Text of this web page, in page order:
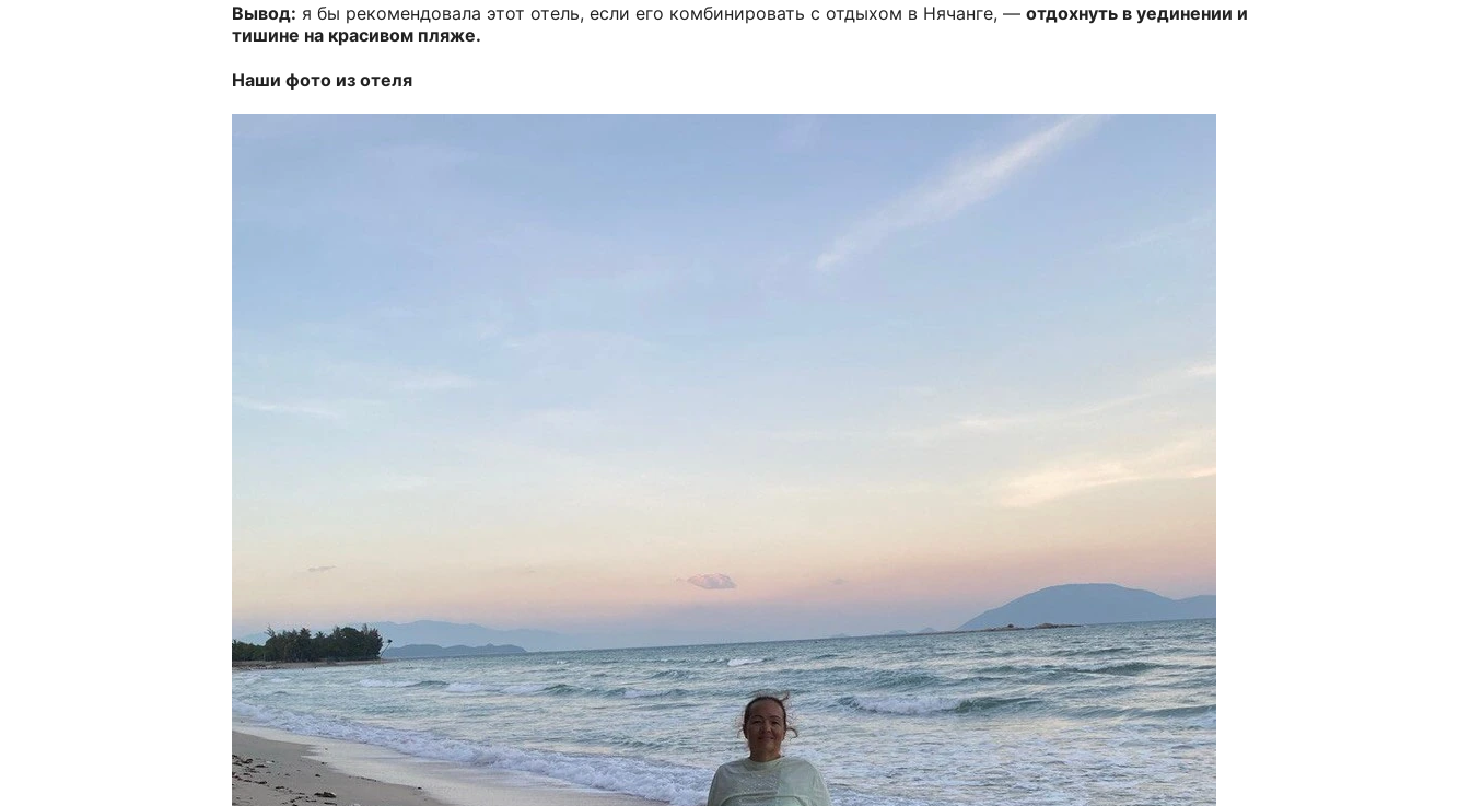
Вывод: я бы рекомендовала этот отель, если его комбинировать с отдыхом в Нячанге, — отдохнуть в уединении и
тишине на красивом пляже.
Наши фото из отеля